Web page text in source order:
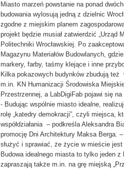
Miasto marzeń powstanie na ponad
budowania wylosują jedną z dzielnic
zgodne z miejskim planem
projekt będzie musiał zatwierdzić „Urząd
Politechniki Wrocławskiej. Po
Magazynu Materiałów Budowlanych,
markery, farby, taśmy klejące i inne
Kilka pokazowych budynków zbudują też
m.in. KN Humanizacji Środowiska
Przestrzennej, a LabDigiFab pojawi się
- Budując wspólnie miasto idealne,
rolę „katedry demokracji”, czyli miejsca,
współdziałania – podkreśla Aleksandra
promocję Dni Architektury Maksa Berga.
służyć i sprawiać, że życie w mieście
Budowa idealnego miasta to tylko jeden
zapraszają także m.in. na grę miejską